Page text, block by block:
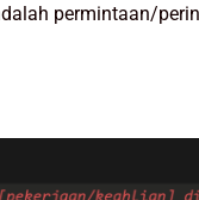
permintaan/